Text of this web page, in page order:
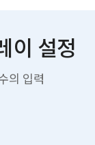
이 설정
의 입력